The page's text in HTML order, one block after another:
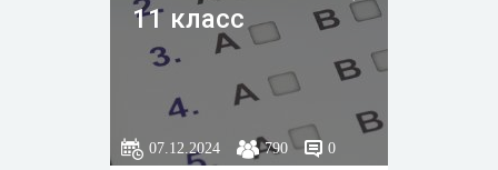
11 класс
07.12.2024 790 0